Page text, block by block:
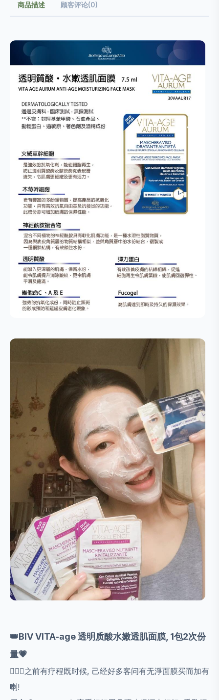
商品描述 顾客评论(0)
👑BlV VITA-age 透明质酸水嫩透肌面膜, 1包2次份
量💗
💁🏻‍♀️之前有疗程既时候, 己经好多客问有无淨面膜买而加有
喇!